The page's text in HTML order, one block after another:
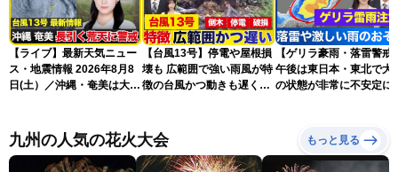
【ライブ】最新天気ニュー
ス・地震情報 2026年8月8
日(土）／沖縄・奄美は大荒
ュースLiVEコーヒータイ
ム・青原桃香／山口剛央〉
【台風13号】停電や屋根損
壊も 広範囲で強い雨風が特
徴の台風かつ動きも遅く影
【ゲリラ豪雨・落雷警戒
午後は東日本・東北で大
の状態が非常に不安定に
九州の人気の花火大会 もっと見る